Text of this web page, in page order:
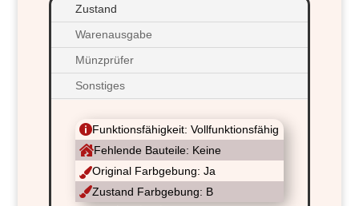
Zustand
Warenausgabe
Münzprüfer
Sonstiges
Funktionsfähigkeit: Vollfunktionsfähig
Fehlende Bauteile: Keine
Original Farbgebung: Ja
Zustand Farbgebung: B